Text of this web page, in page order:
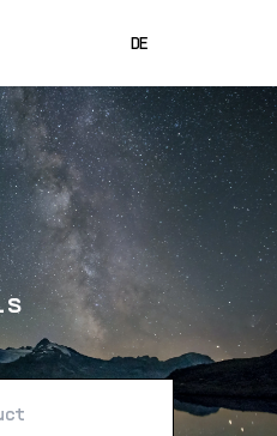
DE
ENGLISH
FRANÇAIS
ESPAÑOL
日本語
中文